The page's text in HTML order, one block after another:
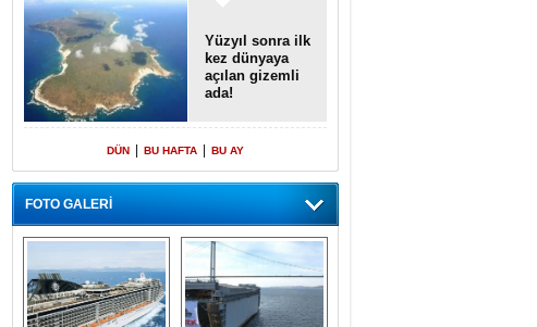
Yüzyıl sonra ilk
kez dünyaya
açılan gizemli
ada!
DÜN BU HAFTA BU AY
FOTO GALERİ